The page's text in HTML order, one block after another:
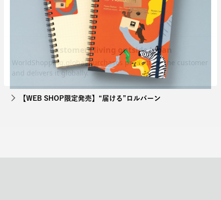
【WEB SHOP限定発売】“届ける”ロルバーン